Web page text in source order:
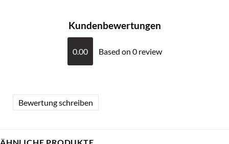
Kundenbewertungen
0.00 Based on 0 review
Bewertung schreiben